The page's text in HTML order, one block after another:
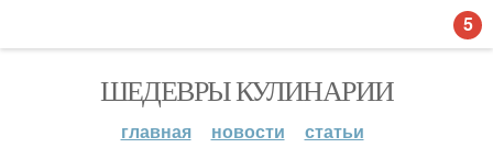
ШЕДЕВРЫ КУЛИНАРИИ
главная новости статьи
5